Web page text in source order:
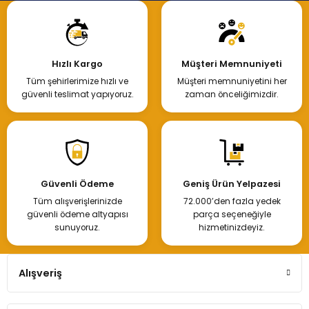
Hızlı Kargo
Tüm şehirlerimize hızlı ve
güvenli teslimat yapıyoruz.
Müşteri Memnuniyeti
Müşteri memnuniyetini her
zaman önceliğimizdir.
Güvenli Ödeme
Tüm alışverişlerinizde
güvenli ödeme altyapısı
sunuyoruz.
Geniş Ürün Yelpazesi
72.000’den fazla yedek
parça seçeneğiyle
hizmetinizdeyiz.
Alışveriş